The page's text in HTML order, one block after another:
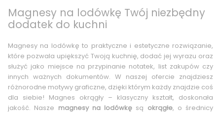
Magnesy na lodówkę Twój niezbędny
dodatek do kuchni
Magnesy na lodówkę to praktyczne i estetyczne rozwiązanie,
które pozwala upiększyć Twoją kuchnię, dodać jej wyrazu oraz
służyć jako miejsce na przypinanie notatek, list zakupów czy
innych ważnych dokumentów. W naszej ofercie znajdziesz
różnorodne motywy graficzne, dzięki którym każdy znajdzie coś
dla siebie! Magnes okrągły – klasyczny kształt, doskonała
jakość. Nasze magnesy na lodówkę są okrągłe, o średnicy